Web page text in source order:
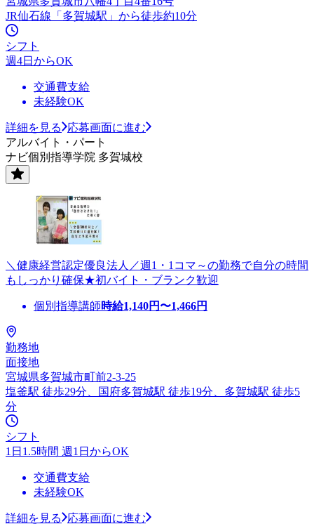
JR仙石線「多賀城駅」から徒歩約10分
シフト
週4日からOK
交通費支給
未経験OK
詳細を見る
応募画面に進む
アルバイト・パート
ナビ個別指導学院 多賀城校
＼健康経営認定優良法人／週1・1コマ～の勤務で自分の時間
もしっかり確保★初バイト・ブランク歓迎
個別指導講師時給1,140円〜1,466円
勤務地
面接地
宮城県多賀城市町前2-3-25
塩釜駅 徒歩29分、国府多賀城駅 徒歩19分、多賀城駅 徒歩5
分
シフト
1日1.5時間 週1日からOK
交通費支給
未経験OK
詳細を見る
応募画面に進む